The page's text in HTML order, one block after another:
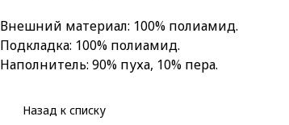
Внешний материал: 100% полиамид.
Подкладка: 100% полиамид.
Наполнитель: 90% пуха, 10% пера.
Назад к списку